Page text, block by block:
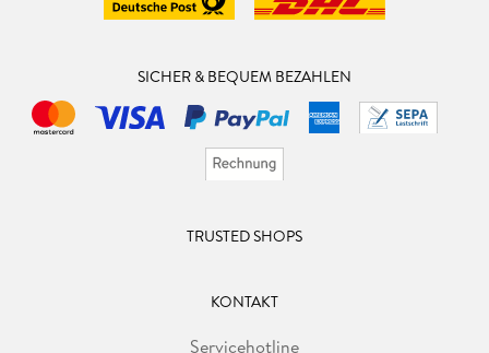
SICHER & BEQUEM BEZAHLEN
TRUSTED SHOPS
KONTAKT
Servicehotline